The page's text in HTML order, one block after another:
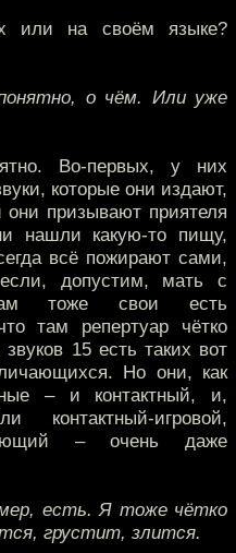
или на своём языке?
о чём. Или уже
Во-первых, у них
которые они издают,
они призывают приятеля
нашли какую-то пищу,
всё пожирают сами,
допустим, мать с
тоже свои есть
там репертуар чётко
15 есть таких вот
Но они, как
– и контактный, и,
игровой,
– очень даже
есть. Я тоже чётко
грустит, злится.